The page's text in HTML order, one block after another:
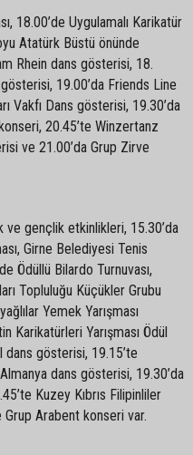
18.00’de Uygulamalı Karikatür
Atatürk Büstü önünde
Rhein dans gösterisi, 18.
19.00’da Friends Line
Vakfı Dans gösterisi, 19.30’da
20.45’te Winzertanz
ve 21.00’da Grup Zirve
ve gençlik etkinlikleri, 15.30’da
Girne Belediyesi Tenis
Ödüllü Bilardo Turnuvası,
Topluluğu Küçükler Grubu
Yemek Yarışması
Karikatürleri Yarışması Ödül
dans gösterisi, 19.15’te
dans gösterisi, 19.30’da
Kuzey Kıbrıs Filipinliler
Arabent konseri var.